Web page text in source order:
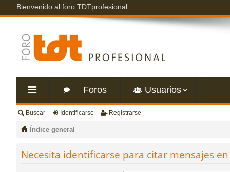
Bienvenido al foro TDTprofesional
nl
Foros Usuarios
Buscar Identificarse Registrarse
Índice general
Necesita identificarse para citar mensajes